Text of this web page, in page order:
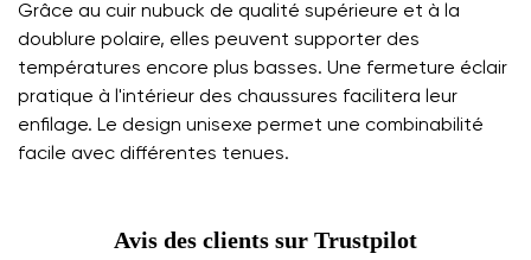
Grâce au cuir nubuck de qualité supérieure et à la
doublure polaire, elles peuvent supporter des
températures encore plus basses. Une fermeture éclair
pratique à l'intérieur des chaussures facilitera leur
enfilage. Le design unisexe permet une combinabilité
facile avec différentes tenues.
Avis des clients sur Trustpilot